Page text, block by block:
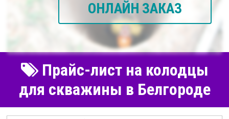
ОНЛАЙН ЗАКАЗ
Прайс-лист на колодцы
для скважины в Белгороде